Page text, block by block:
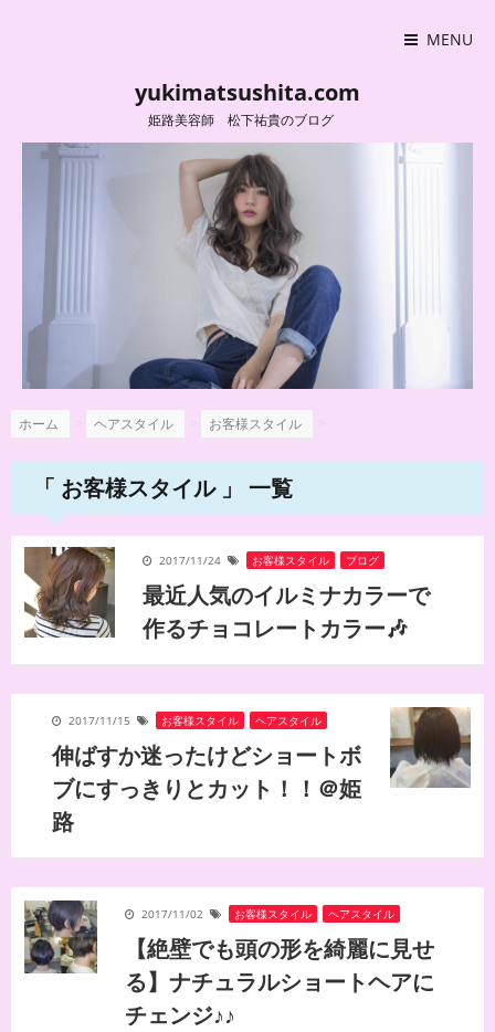
MENU
yukimatsushita.com
姫路美容師 松下祐貴のブログ
ホーム ヘアスタイル お客様スタイル
「 お客様スタイル 」 一覧
最近人気のイルミナカラーで
作るチョコレートカラー🎶
2017/11/24 お客様スタイル ブログ
伸ばすか迷ったけどショートボ
ブにすっきりとカット！！＠姫
路
2017/11/15 お客様スタイル ヘアスタイル
【絶壁でも頭の形を綺麗に見せ
る】ナチュラルショートヘアに
チェンジ♪♪
2017/11/02 お客様スタイル ヘアスタイル